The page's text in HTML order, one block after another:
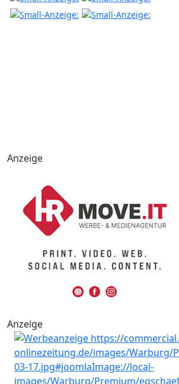
Anzeige
Anzeige